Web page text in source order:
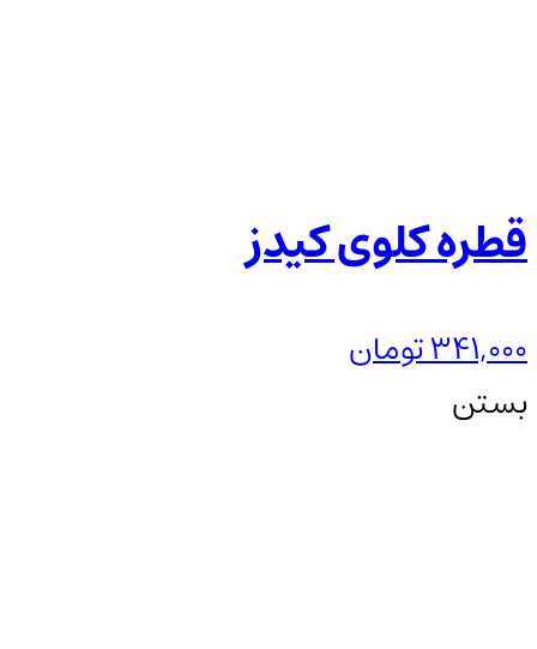
قطره کلوی کیدز
341,000تومان
بستن